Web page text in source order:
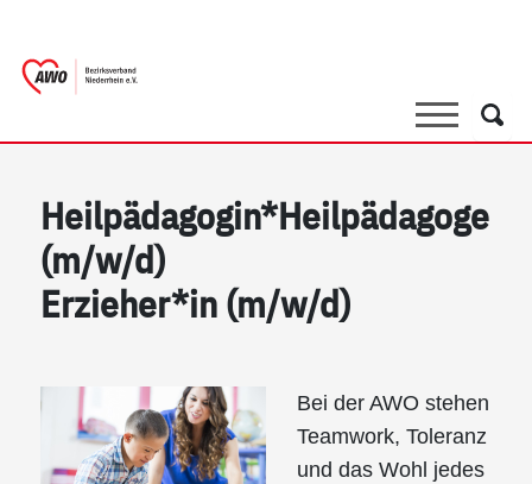
SucheSuche
Heilpädagogin*Heilpädagoge
(m/w/d)
Erzieher*in (m/w/d)
Bei der AWO stehen
Teamwork, Toleranz
und das Wohl jedes